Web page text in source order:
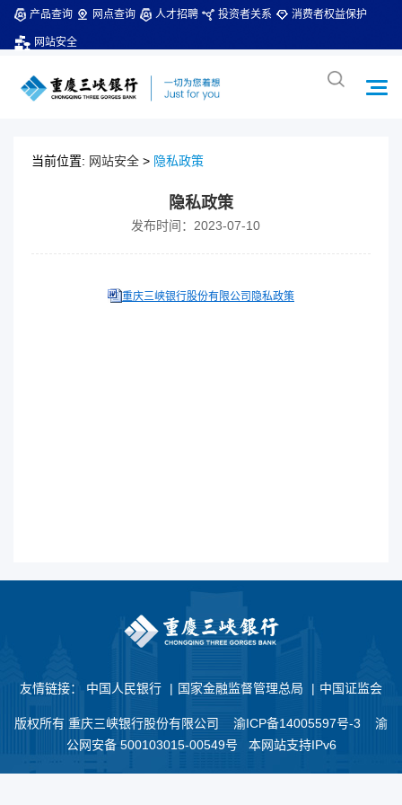
产品查询 网点查询 人才招聘 投资者关系 消费者权益保护
网站安全
当前位置: 网站安全 > 隐私政策
隐私政策
发布时间：2023-07-10
重庆三峡银行股份有限公司隐私政策
友情链接： 中国人民银行 | 国家金融监督管理总局 | 中国证监会
版权所有 重庆三峡银行股份有限公司 渝ICP备14005597号-3 渝
公网安备 500103015-00549号 本网站支持IPv6